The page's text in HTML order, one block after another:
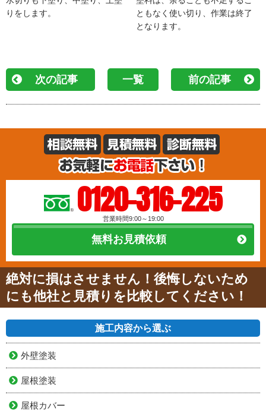
りをします。
ともなく使い切り、作業は終了
となります。
次の記事 一覧 前の記事
0120-316-225
営業時間9:00～19:00
無料お見積依頼
絶対に損はさせません！後悔しないため
にも他社と見積りを比較してください！
施工内容から選ぶ
外壁塗装
屋根塗装
屋根カバー